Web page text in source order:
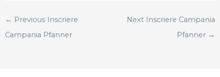
← Previous Inscriere
Campania Pfanner
Next Inscriere Campania
Pfanner →